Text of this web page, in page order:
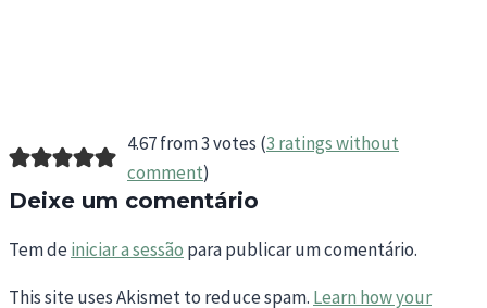
4.67 from 3 votes (3 ratings without
comment)
Deixe um comentário
Tem deiniciar a sessão para publicar um comentário.
This site uses Akismet to reduce spam. Learn how your